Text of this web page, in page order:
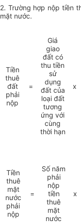
2. Trường hợp nộp tiền
mặt nước.
Tiền
thuê
đất
phải
nộp
=
Giá
giao
đất có
thu tiền
sử
dụng
đất của
loại đất
tương
ứng với
cùng
thời hạn
x
Tiền
thuê
mặt
nước
phải
nộp
=
Số năm
phải
nộp
tiền
thuê
mặt
nước
x